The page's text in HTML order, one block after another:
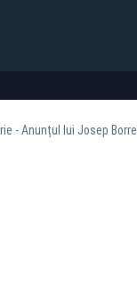
- Anunțul lui Josep Borrell